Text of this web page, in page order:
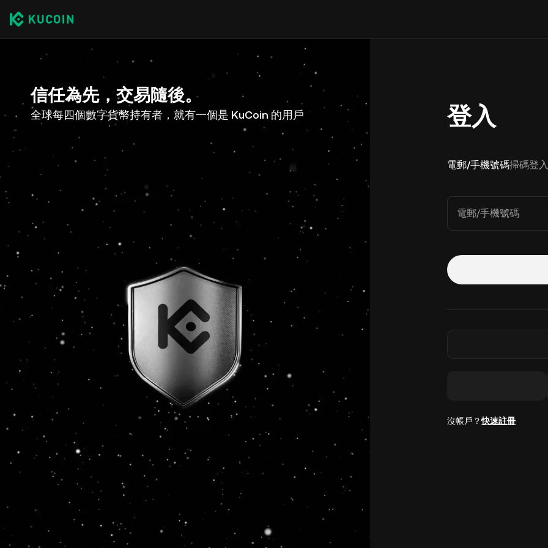
信任為先，交易隨後。
全球每四個數字貨幣持有者，就有一個是 KuCoin 的用戶 登入
電郵/手機號碼掃碼登入
電郵/手機號碼
沒帳戶？快速註冊